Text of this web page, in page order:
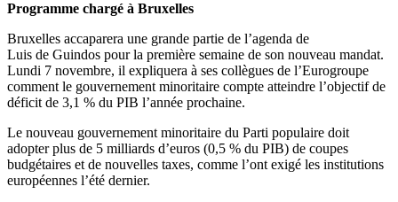
Programme chargé à Bruxelles
Bruxelles accaparera une grande partie de l’agenda de
Luis de Guindos pour la première semaine de son nouveau mandat.
Lundi 7 novembre, il expliquera à ses collègues de l’Eurogroupe
comment le gouvernement minoritaire compte atteindre l’objectif de
déficit de 3,1 % du PIB l’année prochaine.
Le nouveau gouvernement minoritaire du Parti populaire doit
adopter plus de 5 milliards d’euros (0,5 % du PIB) de coupes
budgétaires et de nouvelles taxes, comme l’ont exigé les institutions
européennes l’été dernier.